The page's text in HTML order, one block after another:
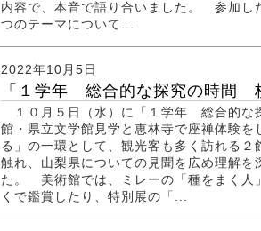
内容で、本音で語り合いました。 参加し
つのテーマについて...
2022年10月5日
「１学年 総合的な探究の時間
１０月５日（水）に「１学年 総合的な
館・県立文学館見学と恵林寺で座禅体験
る」の一環として、観光客も多く訪れる
触れ、山梨県についての見聞を広め理解を
た。 美術館では、ミレーの「種をまく人
くで鑑賞したり、特別展の「...